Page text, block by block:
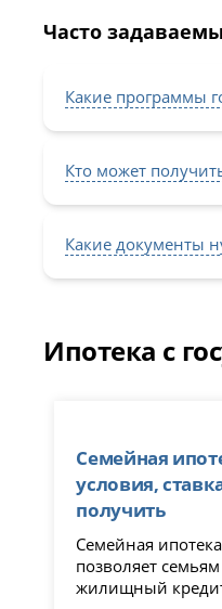
Часто
Какие программы
Кто может
Какие документы
Ипотека с
Семейная
условия,
получить
Семейная
позволяет
жилищный